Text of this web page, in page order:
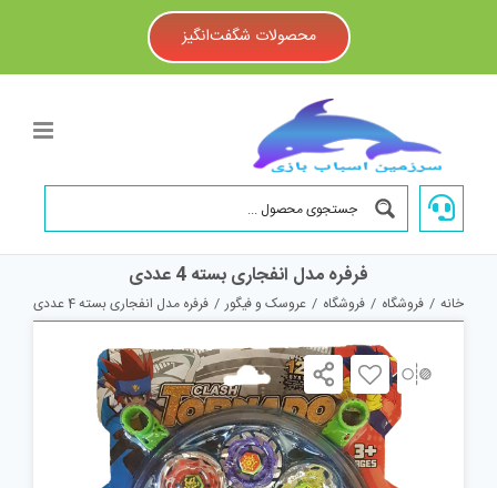
محصولات شگفت‌انگیز
فرفره مدل انفجاری بسته 4 عددی
خانه / فروشگاه / فروشگاه / عروسک و فیگور / فرفره مدل انفجاری بسته 4 عددی